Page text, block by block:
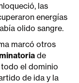
las
energías
olido sangre.
marcó otros
de
el dominio
de ida y la